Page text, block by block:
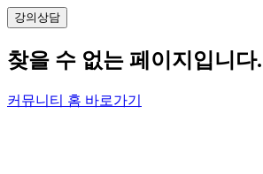
강의상담
찾을 수 없는 페이지입니다.
커뮤니티 홈 바로가기